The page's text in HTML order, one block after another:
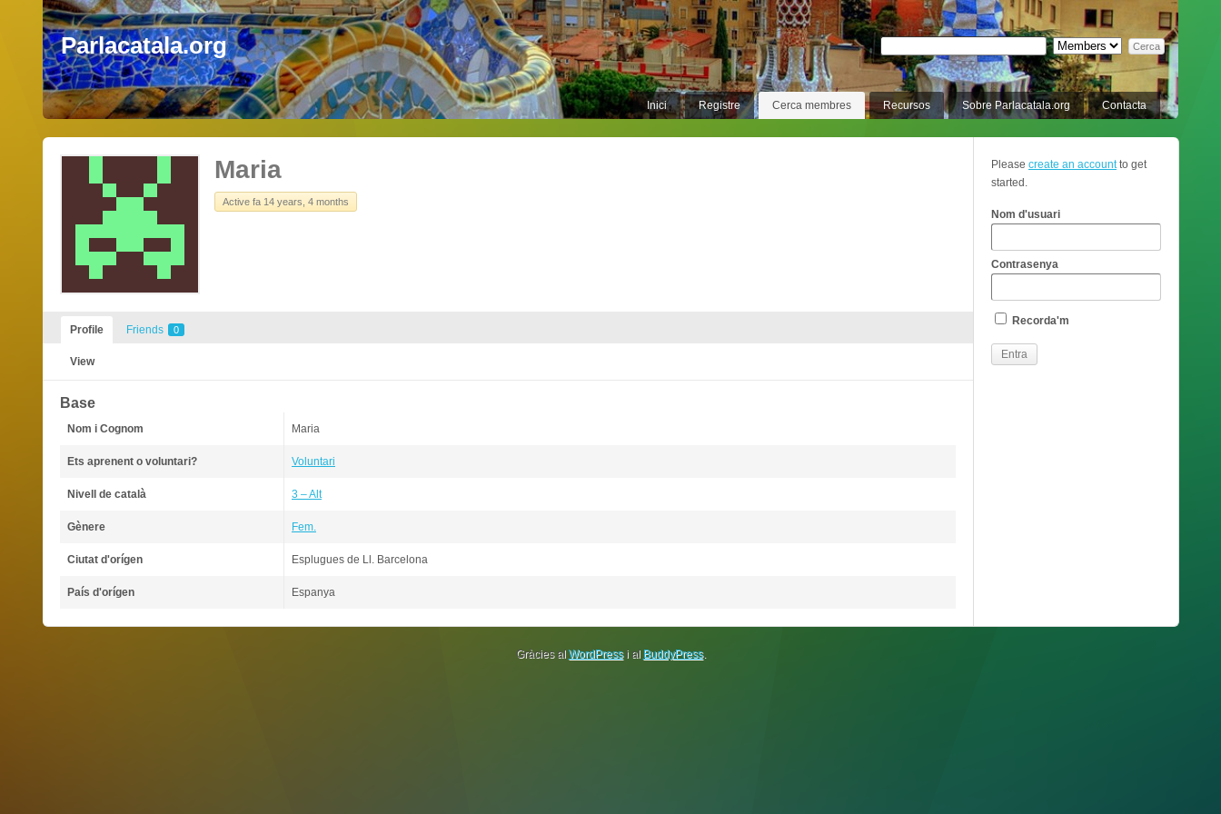
Parlacatala.org
Inici Registre Cerca membres Recursos Sobre Parlacatala.org Contacta
Maria
Active fa 14 years, 4 months
Profile Friends 0
View
Base
Nom i Cognom Maria
Ets aprenent o voluntari? Voluntari
Nivell de català 3 – Alt
Gènere Fem.
Ciutat d'orígen Esplugues de Ll. Barcelona
País d'orígen Espanya
Please create an accountto get
started.
Nom d'usuari
Contrasenya
Recorda'm
Gràcies al WordPressi al BuddyPress.